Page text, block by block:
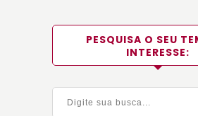
PESQUISA O SEU
INTERESSE: